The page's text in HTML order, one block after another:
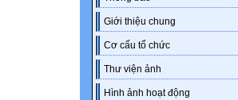
Giới thiệu chung
Cơ cấu tổ chức
Thư viện ảnh
Hình ảnh hoạt động